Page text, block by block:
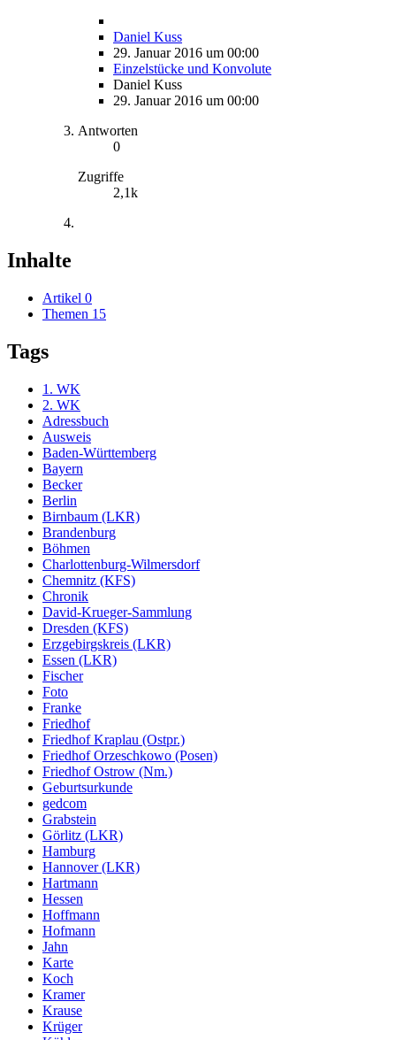
Daniel Kuss
29. Januar 2016 um 00:00
Einzelstücke und Konvolute
Daniel Kuss
29. Januar 2016 um 00:00
Antworten
0
Zugriffe
2,1k
Inhalte
Artikel 0
Themen 15
Tags
1. WK
2. WK
Adressbuch
Ausweis
Baden-Württemberg
Bayern
Becker
Berlin
Birnbaum (LKR)
Brandenburg
Böhmen
Charlottenburg-Wilmersdorf
Chemnitz (KFS)
Chronik
David-Krueger-Sammlung
Dresden (KFS)
Erzgebirgskreis (LKR)
Essen (LKR)
Fischer
Foto
Franke
Friedhof
Friedhof Kraplau (Ostpr.)
Friedhof Orzeschkowo (Posen)
Friedhof Ostrow (Nm.)
Geburtsurkunde
gedcom
Grabstein
Görlitz (LKR)
Hamburg
Hannover (LKR)
Hartmann
Hessen
Hoffmann
Hofmann
Jahn
Karte
Koch
Kramer
Krause
Krüger